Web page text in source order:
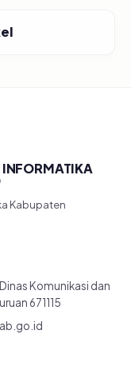
Kabupaten
Komunikasi dan
671115